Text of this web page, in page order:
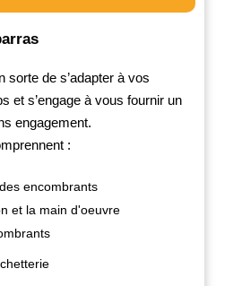
sorte de s’adapter à vos
et s’engage à vous fournir un
engagement.
:
encombrants
et la main d'oeuvre